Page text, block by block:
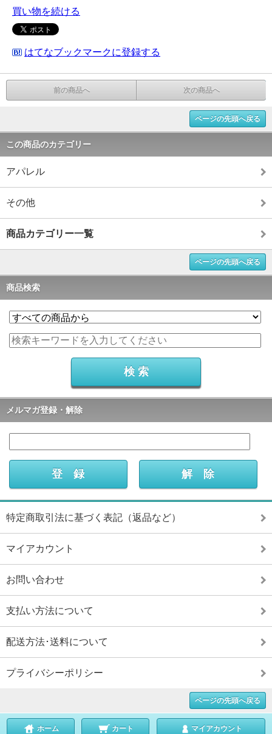
買い物を続ける
はてなブックマークに登録する
前の商品へ 次の商品へ
ページの先頭へ戻る
この商品のカテゴリー
アパレル
その他
商品カテゴリー一覧
ページの先頭へ戻る
商品検索
メルマガ登録・解除
特定商取引法に基づく表記（返品など）
マイアカウント
お問い合わせ
支払い方法について
配送方法･送料について
プライバシーポリシー
ページの先頭へ戻る
ホーム カート マイアカウント